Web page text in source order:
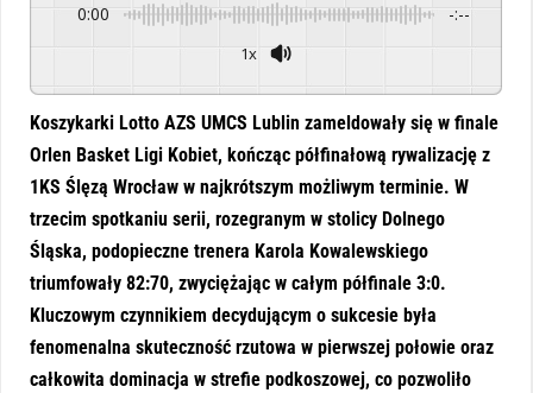
0:00 -:--
1x
Koszykarki Lotto AZS UMCS Lublin zameldowały się w finale
Orlen Basket Ligi Kobiet, kończąc półfinałową rywalizację z
1KS Ślęzą Wrocław w najkrótszym możliwym terminie. W
trzecim spotkaniu serii, rozegranym w stolicy Dolnego
Śląska, podopieczne trenera Karola Kowalewskiego
triumfowały 82:70, zwyciężając w całym półfinale 3:0.
Kluczowym czynnikiem decydującym o sukcesie była
fenomenalna skuteczność rzutowa w pierwszej połowie oraz
całkowita dominacja w strefie podkoszowej, co pozwoliło